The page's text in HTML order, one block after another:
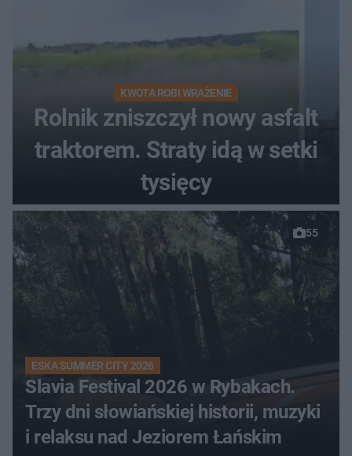
KWOTA ROBI WRAŻENIE
Rolnik zniszczył nowy asfalt
traktorem. Straty idą w setki
tysięcy
55
ESKA SUMMER CITY 2026
Slavia Festival 2026 w Rybakach.
Trzy dni słowiańskiej historii, muzyki
i relaksu nad Jeziorem Łańskim